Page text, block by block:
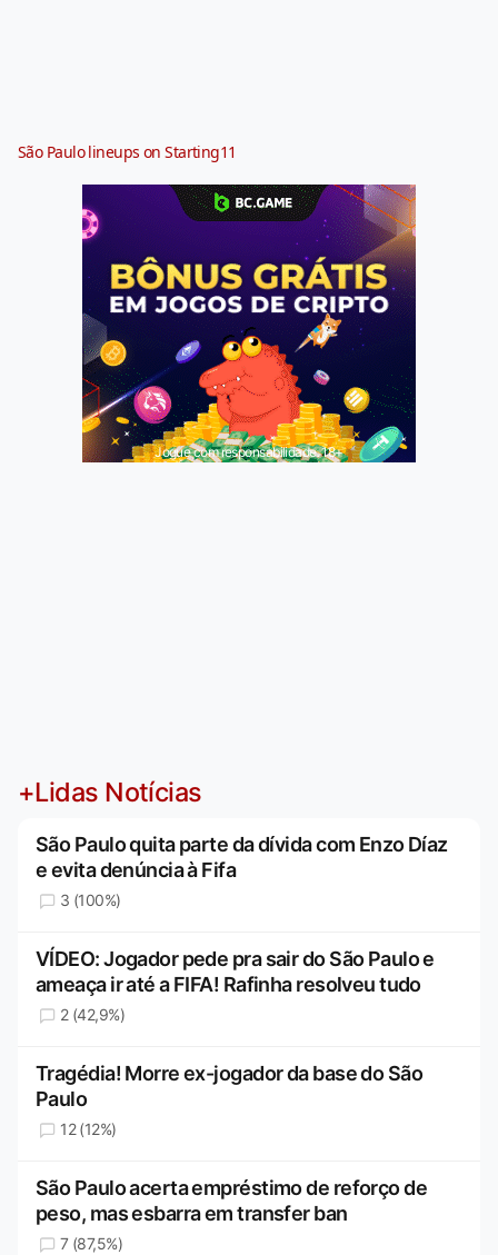
São Paulo lineups on Starting11
Jogue com responsabilidade. 18+
+Lidas Notícias
São Paulo quita parte da dívida com Enzo Díaz
e evita denúncia à Fifa
3 (100%)
VÍDEO: Jogador pede pra sair do São Paulo e
ameaça ir até a FIFA! Rafinha resolveu tudo
2 (42,9%)
Tragédia! Morre ex-jogador da base do São
Paulo
12 (12%)
São Paulo acerta empréstimo de reforço de
peso, mas esbarra em transfer ban
7 (87,5%)